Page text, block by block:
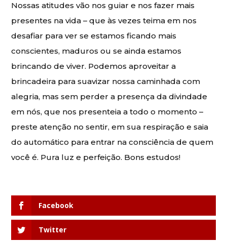
Nossas atitudes vão nos guiar e nos fazer mais
presentes na vida – que às vezes teima em nos
desafiar para ver se estamos ficando mais
conscientes, maduros ou se ainda estamos
brincando de viver. Podemos aproveitar a
brincadeira para suavizar nossa caminhada com
alegria, mas sem perder a presença da divindade
em nós, que nos presenteia a todo o momento –
preste atenção no sentir, em sua respiração e saia
do automático para entrar na consciência de quem
você é. Pura luz e perfeição. Bons estudos!
Facebook
Twitter